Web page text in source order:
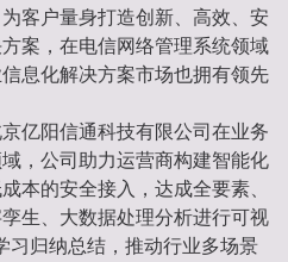
客户量身打造创新、高效、安
案，在电信网络管理系统领域
息化解决方案市场也拥有领先
亿阳信通科技有限公司在业务
，公司助力运营商构建智能化
本的安全接入，达成全要素、
生、大数据处理分析进行可视
习归纳总结，推动行业多场景